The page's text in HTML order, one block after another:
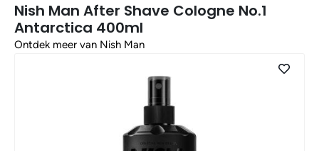
Nish Man After Shave Cologne No.1
Antarctica 400ml
Ontdek meer van Nish Man